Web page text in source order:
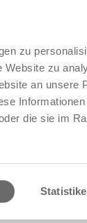
zu
zu
an unsere
die sie im